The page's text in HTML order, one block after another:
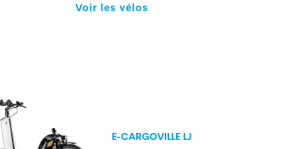
Voir les vélos
E-CARGOVILLE LJ